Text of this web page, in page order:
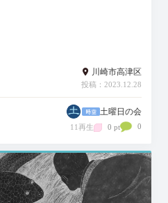
川崎市高津区
投稿：2023.12.28
土曜日の会
11再生 0 pt 0